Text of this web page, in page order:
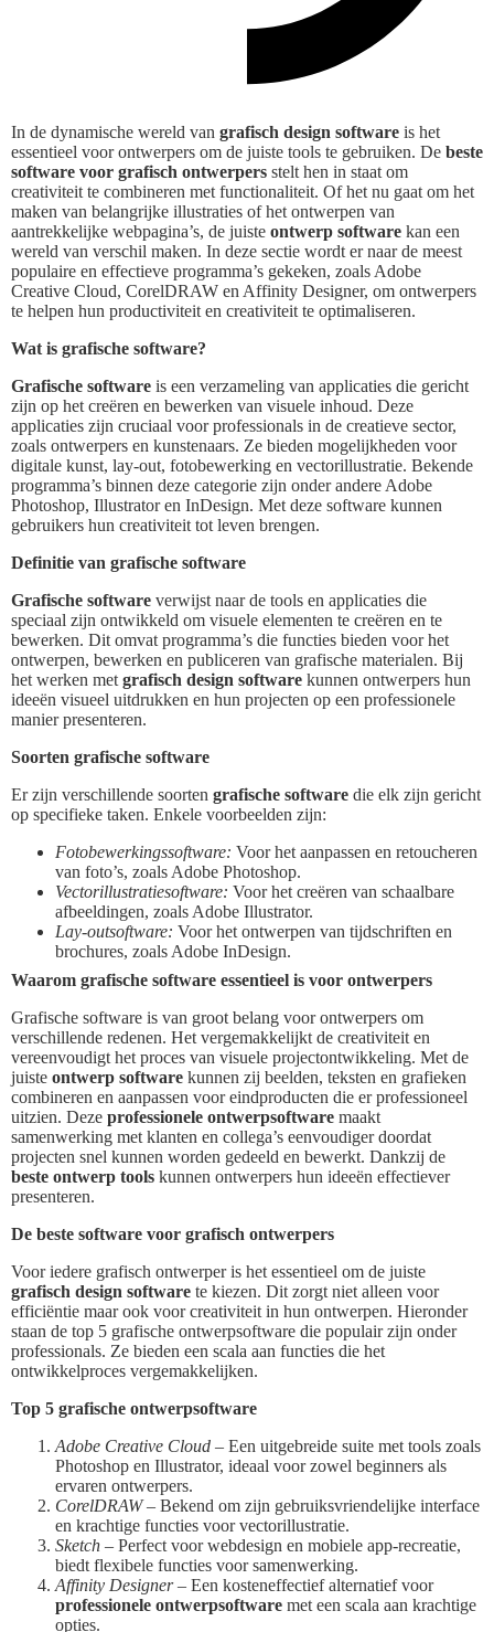
In de dynamische wereld van grafisch design software is het
essentieel voor ontwerpers om de juiste tools te gebruiken. De beste
software voor grafisch ontwerpers stelt hen in staat om
creativiteit te combineren met functionaliteit. Of het nu gaat om het
maken van belangrijke illustraties of het ontwerpen van
aantrekkelijke webpagina’s, de juiste ontwerp software kan een
wereld van verschil maken. In deze sectie wordt er naar de meest
populaire en effectieve programma’s gekeken, zoals Adobe
Creative Cloud, CorelDRAW en Affinity Designer, om ontwerpers
te helpen hun productiviteit en creativiteit te optimaliseren.
Wat is grafische software?
Grafische software is een verzameling van applicaties die gericht
zijn op het creëren en bewerken van visuele inhoud. Deze
applicaties zijn cruciaal voor professionals in de creatieve sector,
zoals ontwerpers en kunstenaars. Ze bieden mogelijkheden voor
digitale kunst, lay-out, fotobewerking en vectorillustratie. Bekende
programma’s binnen deze categorie zijn onder andere Adobe
Photoshop, Illustrator en InDesign. Met deze software kunnen
gebruikers hun creativiteit tot leven brengen.
Definitie van grafische software
Grafische software verwijst naar de tools en applicaties die
speciaal zijn ontwikkeld om visuele elementen te creëren en te
bewerken. Dit omvat programma’s die functies bieden voor het
ontwerpen, bewerken en publiceren van grafische materialen. Bij
het werken met grafisch design software kunnen ontwerpers hun
ideeën visueel uitdrukken en hun projecten op een professionele
manier presenteren.
Soorten grafische software
Er zijn verschillende soorten grafische software die elk zijn gericht
op specifieke taken. Enkele voorbeelden zijn:
Fotobewerkingssoftware: Voor het aanpassen en retoucheren
van foto’s, zoals Adobe Photoshop.
Vectorillustratiesoftware: Voor het creëren van schaalbare
afbeeldingen, zoals Adobe Illustrator.
Lay-outsoftware: Voor het ontwerpen van tijdschriften en
brochures, zoals Adobe InDesign.
Waarom grafische software essentieel is voor ontwerpers
Grafische software is van groot belang voor ontwerpers om
verschillende redenen. Het vergemakkelijkt de creativiteit en
vereenvoudigt het proces van visuele projectontwikkeling. Met de
juiste ontwerp software kunnen zij beelden, teksten en grafieken
combineren en aanpassen voor eindproducten die er professioneel
uitzien. Deze professionele ontwerpsoftware maakt
samenwerking met klanten en collega’s eenvoudiger doordat
projecten snel kunnen worden gedeeld en bewerkt. Dankzij de
beste ontwerp tools kunnen ontwerpers hun ideeën effectiever
presenteren.
De beste software voor grafisch ontwerpers
Voor iedere grafisch ontwerper is het essentieel om de juiste
grafisch design software te kiezen. Dit zorgt niet alleen voor
efficiëntie maar ook voor creativiteit in hun ontwerpen. Hieronder
staan de top 5 grafische ontwerpsoftware die populair zijn onder
professionals. Ze bieden een scala aan functies die het
ontwikkelproces vergemakkelijken.
Top 5 grafische ontwerpsoftware
Adobe Creative Cloud – Een uitgebreide suite met tools zoals
Photoshop en Illustrator, ideaal voor zowel beginners als
ervaren ontwerpers.
CorelDRAW– Bekend om zijn gebruiksvriendelijke interface
en krachtige functies voor vectorillustratie.
Sketch – Perfect voor webdesign en mobiele app-recreatie,
biedt flexibele functies voor samenwerking.
Affinity Designer– Een kosteneffectief alternatief voor
professionele ontwerpsoftware met een scala aan krachtige
opties.